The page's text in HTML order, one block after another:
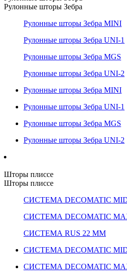
Рулонные шторы Зебра
Рулонные шторы Зебра MINI
Рулонные шторы Зебра UNI-1
Рулонные шторы Зебра MGS
Рулонные шторы Зебра UNI-2
Рулонные шторы Зебра MINI
Рулонные шторы Зебра UNI-1
Рулонные шторы Зебра MGS
Рулонные шторы Зебра UNI-2
Шторы плиссе
Шторы плиссе
СИСТЕМА DECOMATIC
СИСТЕМА DECOMATIC
СИСТЕМА RUS 22 ММ
СИСТЕМА DECOMATIC
СИСТЕМА DECOMATIC